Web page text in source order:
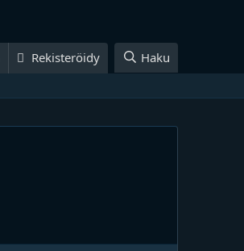
Rekisteröidy Haku